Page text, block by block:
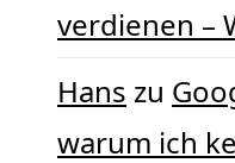
verdienen –
Hans zu
warum ich